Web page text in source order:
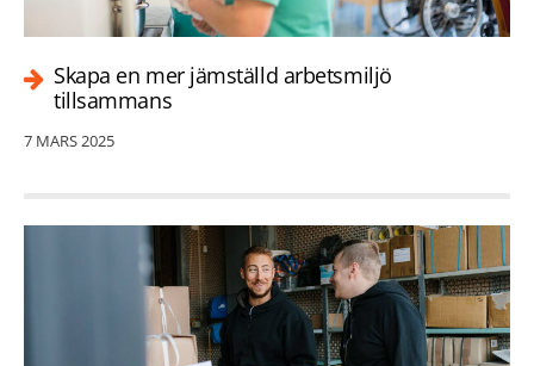
Skapa en mer jämställd arbetsmiljö
tillsammans
7 MARS 2025